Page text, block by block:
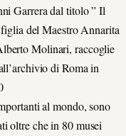
Garrera dal titolo ” Il
del Maestro Annarita
Molinari, raccoglie
di Roma in
al mondo, sono
oltre che in 80 musei